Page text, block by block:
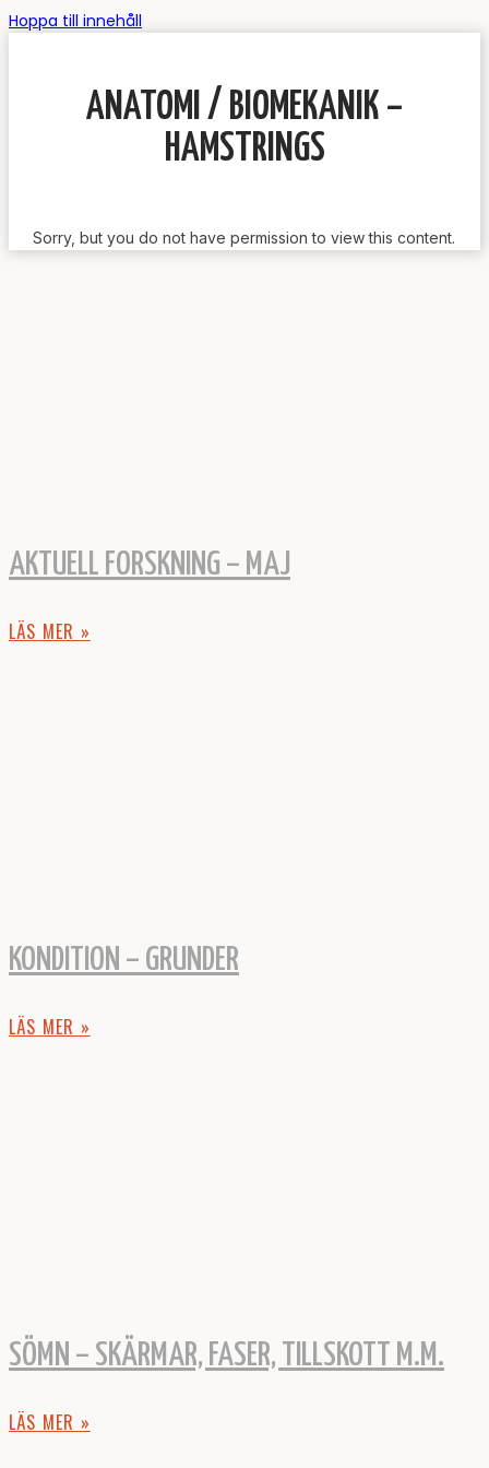
Hoppa till innehåll
ANATOMI / BIOMEKANIK –
HAMSTRINGS
Sorry, but you do not have permission to view this content.
AKTUELL FORSKNING – MAJ
LÄS MER »
KONDITION – GRUNDER
LÄS MER »
SÖMN – SKÄRMAR, FASER, TILLSKOTT M.M.
LÄS MER »